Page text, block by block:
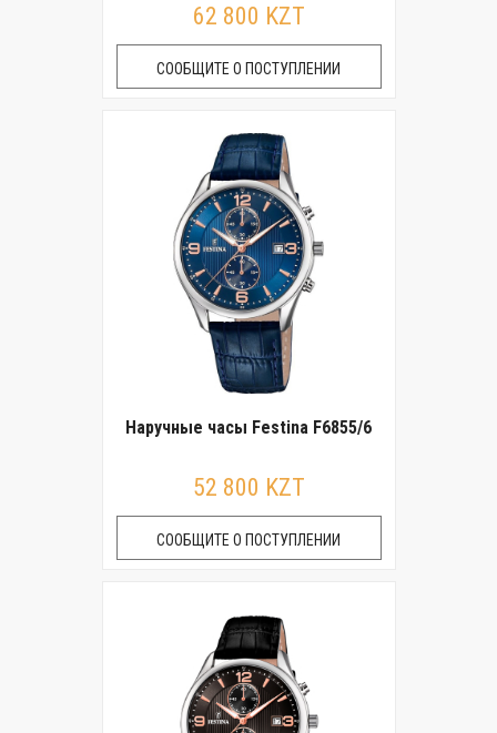
62 800 KZT
СООБЩИТЕ О ПОСТУПЛЕНИИ
Наручные часы Festina F6855/6
52 800 KZT
СООБЩИТЕ О ПОСТУПЛЕНИИ